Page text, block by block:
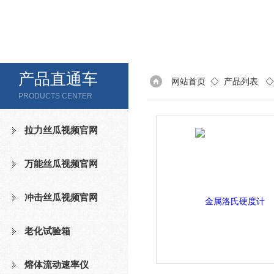
产品直通车
PRODUCTS CENTER
拉力丝瓜视频官网
万能丝瓜视频官网
冲击丝瓜视频官网
老化试验箱
熔体流动速率仪
网站首页 ◇ 产品列表